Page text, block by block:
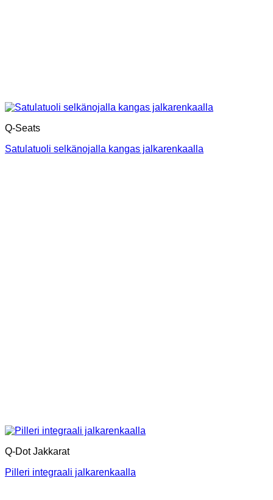
Q-Seats
Satulatuoli selkänojalla kangas jalkarenkaalla
Q-Dot Jakkarat
Pilleri integraali jalkarenkaalla